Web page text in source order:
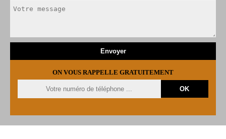
ON VOUS RAPPELLE GRATUITEMENT